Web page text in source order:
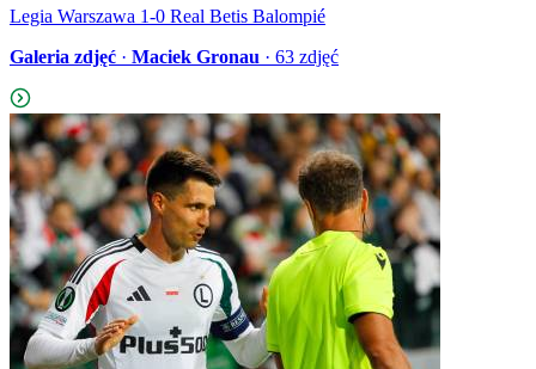
Legia Warszawa 1-0 Real Betis Balompié
Galeria zdjęć · Maciek Gronau · 63 zdjęć